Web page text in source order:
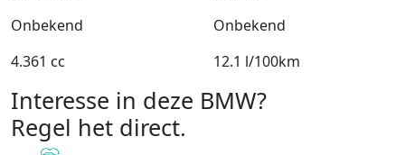
Onbekend
Onbekend
4.361 cc
12.1 l/100km
Interesse in deze BMW?
Regel het direct.